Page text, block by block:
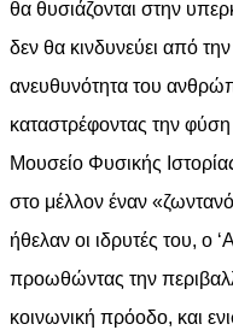
θα θυσιάζονται στην
δεν θα κινδυνεύει από
ανευθυνότητα του
καταστρέφοντας την
Μουσείο Φυσικής
στο μέλλον έναν
ήθελαν οι ιδρυτές του, ο
προωθώντας την
κοινωνική πρόοδο, και